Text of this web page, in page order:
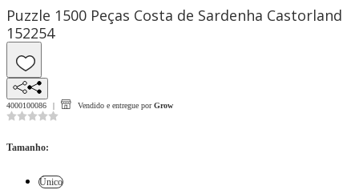
Puzzle 1500 Peças Costa de Sardenha Castorland
152254
4000100086 Vendido e entregue por Grow
Tamanho:
Único